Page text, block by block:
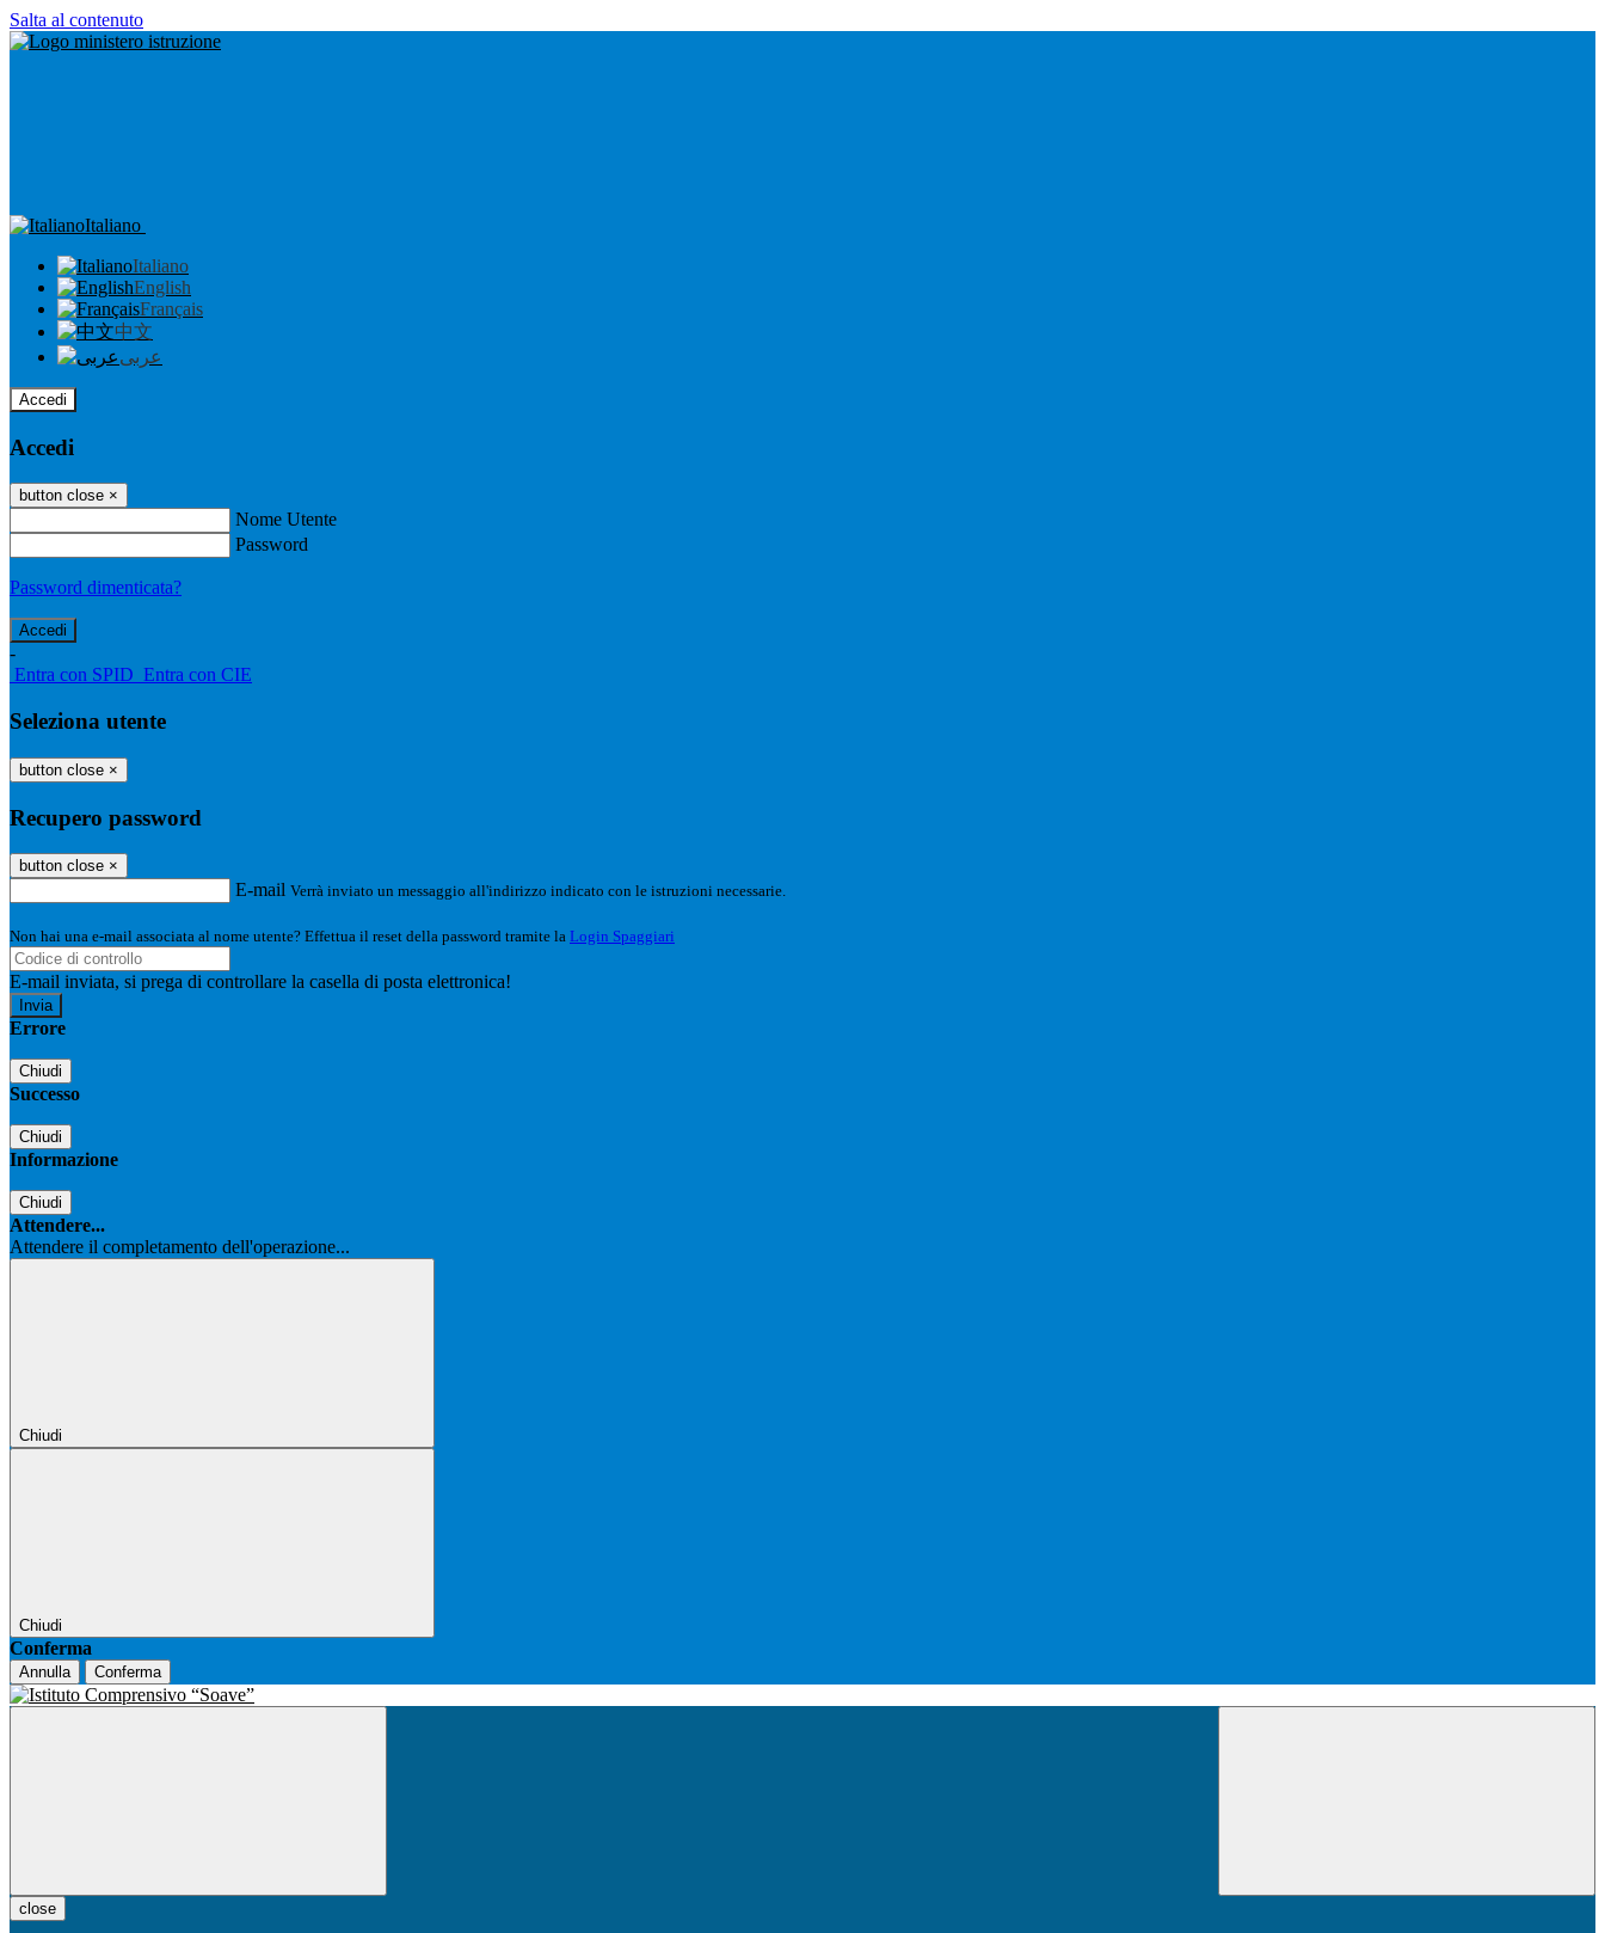
Salta al contenuto
Italiano
Italiano
English
Français
中文
عربى
Accedi
Accedi
button close ×
Nome Utente
Password
Password dimenticata?
-
Entra con SPID Entra con CIE
Seleziona utente
button close ×
Recupero password
button close ×
E-mail Verrà inviato un messaggio all'indirizzo indicato con le istruzioni necessarie.
Non hai una e-mail associata al nome utente? Effettua il reset della password tramite la Login Spaggiari
E-mail inviata, si prega di controllare la casella di posta elettronica!
Errore
Chiudi
Successo
Chiudi
Informazione
Chiudi
Attendere...
Attendere il completamento dell'operazione...
Chiudi
Chiudi
Conferma
Annulla Conferma
close